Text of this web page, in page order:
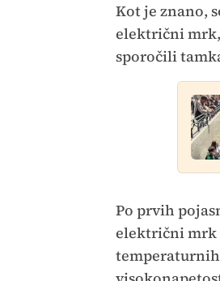
Kot je znano,
električni
sporočili
Po prvih
električni mrk